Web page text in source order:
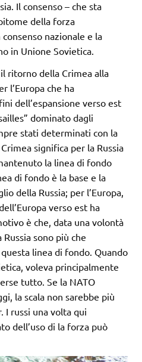
Il consenso – che sta
della forza
nazionale e la
in Unione Sovietica.
ritorno della Crimea alla
l’Europa che ha
dell’espansione verso est
dominato dagli
stati determinati con la
significa per la Russia
la linea di fondo
di fondo è la base e la
della Russia; per l’Europa,
verso est ha
è che, data una volontà
sono più che
linea di fondo. Quando
voleva principalmente
tutto. Se la NATO
la scala non sarebbe più
I russi una volta qui
dell’uso di la forza può